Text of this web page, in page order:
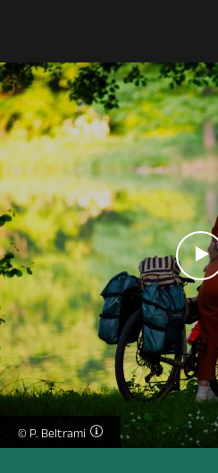
A voir, à faire
Anjou vert
Agenda
Anjou vert
Dormir, manger
Anjou vert
Idées séjours
Anjou vert
Couple à vélo sur la Vélobuissonnière -
© P. Beltrami